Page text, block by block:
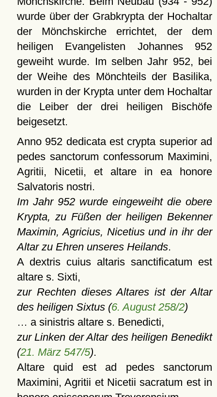
wurde über der Grabkrypta der Hochaltar
der Mönchskirche errichtet, der dem
heiligen Evangelisten Johannes 952
geweiht wurde. Im selben Jahr 952, bei
der Weihe des Mönchteils der Basilika,
wurden in der Krypta unter dem Hochaltar
die Leiber der drei heiligen Bischöfe
beigesetzt.
Anno 952 dedicata est crypta superior ad
pedes sanctorum confessorum Maximini,
Agritii, Nicetii, et altare in ea honore
Salvatoris nostri.
Im Jahr 952 wurde eingeweiht die obere
Krypta, zu Füßen der heiligen Bekenner
Maximin, Agricius, Nicetius und in ihr der
Altar zu Ehren unseres Heilands.
A dextris cuius altaris sanctificatum est
altare s. Sixti,
zur Rechten dieses Altares ist der Altar
des heiligen Sixtus (6. August 258/2)
… a sinistris altare s. Benedicti,
zur Linken der Altar des heiligen Benedikt
(21. März 547/5).
Altare quid est ad pedes sanctorum
Maximini, Agritii et Nicetii sacratum est in